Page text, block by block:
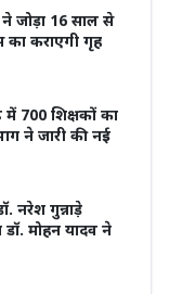
जोड़ा 16 साल से
का कराएगी गृह
में 700 शिक्षकों का
ने जारी की नई
नरेश गुन्नाड़े
मोहन यादव ने